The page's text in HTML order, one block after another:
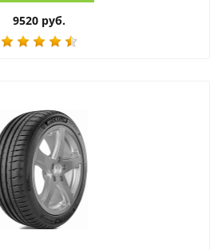
9520 руб.